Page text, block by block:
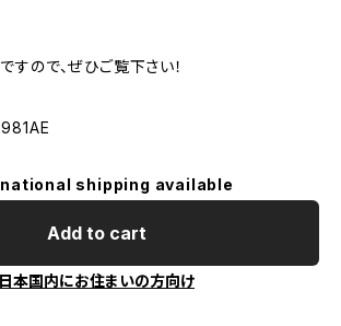
ので、ぜひご覧下さい！
shipping available
Add to cart
日本国内にお住まいの方向け